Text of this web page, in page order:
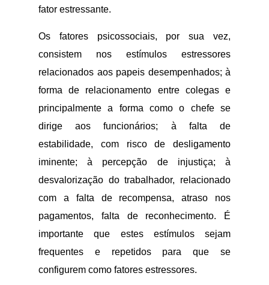
fator estressante.
Os fatores psicossociais, por sua vez,
consistem nos estímulos estressores
relacionados aos papeis desempenhados; à
forma de relacionamento entre colegas e
principalmente a forma como o chefe se
dirige aos funcionários; à falta de
estabilidade, com risco de desligamento
iminente; à percepção de injustiça; à
desvalorização do trabalhador, relacionado
com a falta de recompensa, atraso nos
pagamentos, falta de reconhecimento. É
importante que estes estímulos sejam
frequentes e repetidos para que se
configurem como fatores estressores.